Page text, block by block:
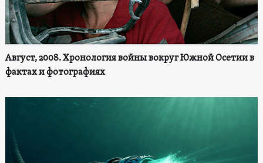
Август, 2008. Хронология войны вокруг Южной Осетии в
фактах и фотографиях